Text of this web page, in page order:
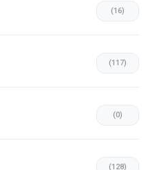
(16)
(117)
(0)
(128)